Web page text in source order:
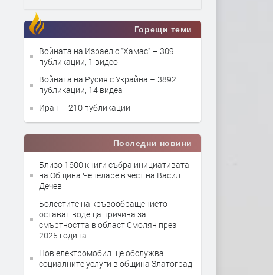
Горещи теми
Войната на Израел с "Хамас" – 309
публикации, 1 видео
Войната на Русия с Украйна – 3892
публикации, 14 видеа
Иран – 210 публикации
Последни новини
Близо 1600 книги събра инициативата
на Община Чепеларе в чест на Васил
Дечев
Болестите на кръвообращението
остават водеща причина за
смъртността в област Смолян през
2025 година
Нов електромобил ще обслужва
социалните услуги в община Златоград